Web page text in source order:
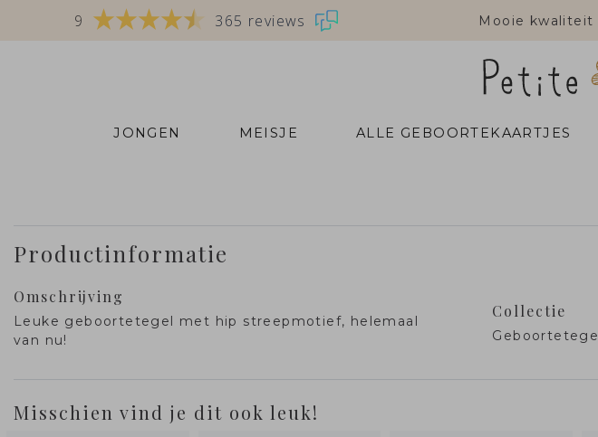
9 365 reviews Mooie kwaliteit
JONGEN MEISJE ALLE GEBOORTEKAARTJES
Productinformatie
Omschrijving
Leuke geboortetegel met hip streepmotief, helemaal
van nu!
Collectie
Geboortetegel
Misschien vind je dit ook leuk!